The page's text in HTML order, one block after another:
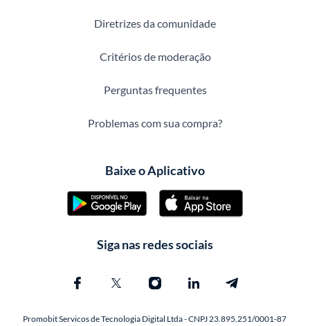
Diretrizes da comunidade
Critérios de moderação
Perguntas frequentes
Problemas com sua compra?
Baixe o Aplicativo
Siga nas redes sociais
Promobit Servicos de Tecnologia Digital Ltda - CNPJ 23.895.251/0001-87